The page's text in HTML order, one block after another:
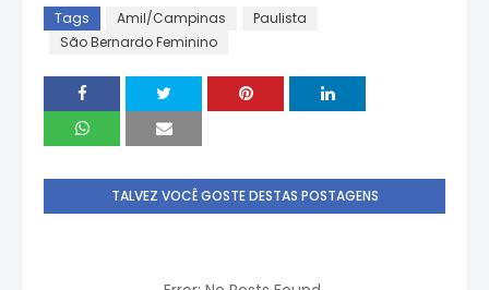
Tags Amil/Campinas
Paulista
São Bernardo Feminino
TALVEZ VOCÊ GOSTE DESTAS POSTAGENS